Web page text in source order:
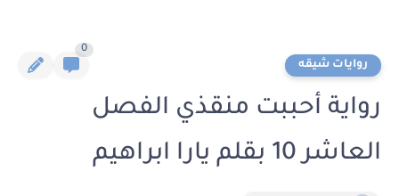
روايات شيقه
0
رواية أحببت منقذي الفصل
العاشر 10 بقلم يارا ابراهيم